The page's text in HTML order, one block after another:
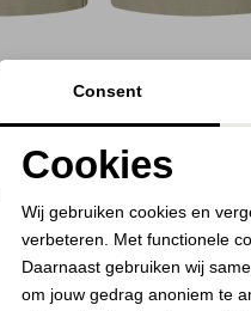
Analytische cookies
Consent
Cookies
Wij gebruiken cookies en
verbeteren. Met functionele
Daarnaast gebruiken wij
om jouw gedrag anoniem te